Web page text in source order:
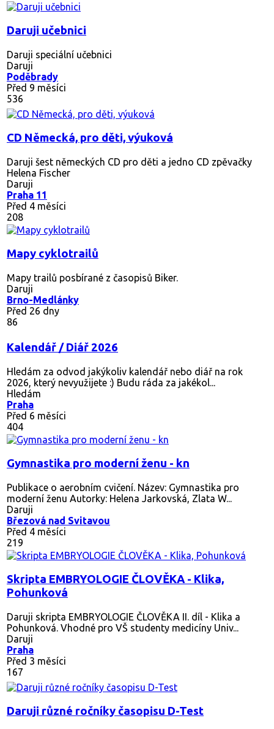
Daruji učebnici
Daruji speciální učebnici
Daruji
Poděbrady
Před 9 měsíci
536
CD Německá, pro děti, výuková
Daruji šest německých CD pro děti a jedno CD zpěvačky
Helena Fischer
Daruji
Praha 11
Před 4 měsíci
208
Mapy cyklotrailů
Mapy trailů posbírané z časopisů Biker.
Daruji
Brno-Medlánky
Před 26 dny
86
Kalendář / Diář 2026
Hledám za odvod jakýkoliv kalendář nebo diář na rok
2026, který nevyužijete :) Budu ráda za jakékol...
Hledám
Praha
Před 6 měsíci
404
Gymnastika pro moderní ženu - kn
Publikace o aerobním cvičení. Název: Gymnastika pro
moderní ženu Autorky: Helena Jarkovská, Zlata W...
Daruji
Březová nad Svitavou
Před 4 měsíci
219
Skripta EMBRYOLOGIE ČLOVĚKA - Klika,
Pohunková
Daruji skripta EMBRYOLOGIE ČLOVĚKA II. díl - Klika a
Pohunková. Vhodné pro VŠ studenty medicíny Univ...
Daruji
Praha
Před 3 měsíci
167
Daruji různé ročníky časopisu D-Test